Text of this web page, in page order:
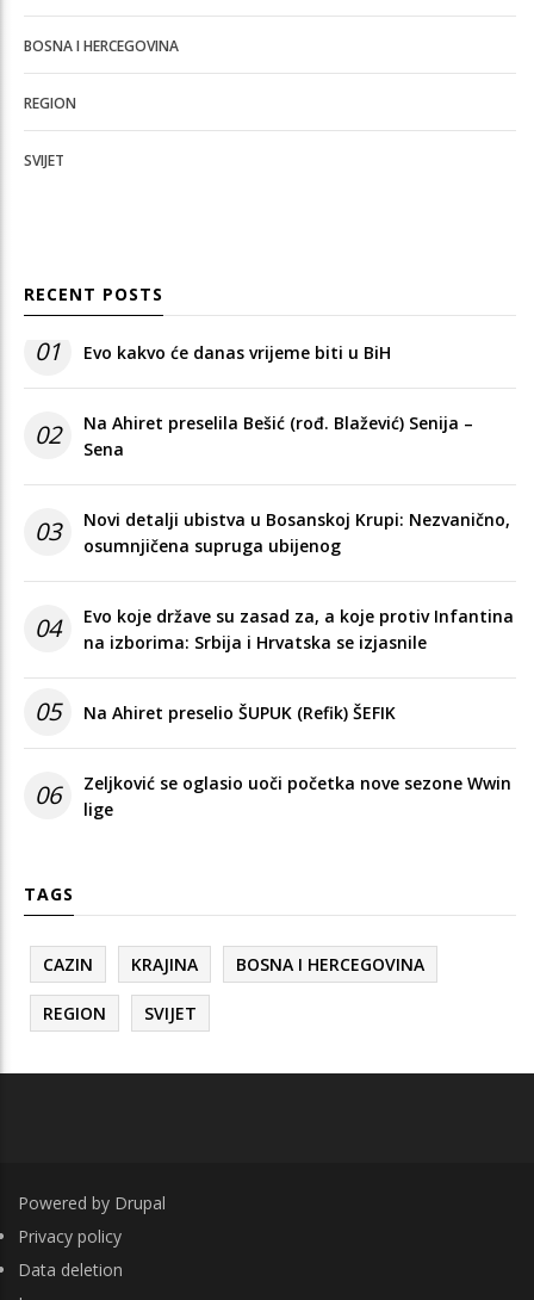
BOSNA I HERCEGOVINA
REGION
SVIJET
RECENT POSTS
01 Evo kakvo će danas vrijeme biti u BiH
02
Na Ahiret preselila Bešić (rođ. Blažević) Senija –
Sena
03
Novi detalji ubistva u Bosanskoj Krupi: Nezvanično,
osumnjičena supruga ubijenog
04
Evo koje države su zasad za, a koje protiv Infantina
na izborima: Srbija i Hrvatska se izjasnile
05 Na Ahiret preselio ŠUPUK (Refik) ŠEFIK
06
Zeljković se oglasio uoči početka nove sezone Wwin
lige
TAGS
CAZIN KRAJINA BOSNA I HERCEGOVINA
REGION SVIJET
Powered by Drupal
FOOTER
Privacy policy
Data deletion